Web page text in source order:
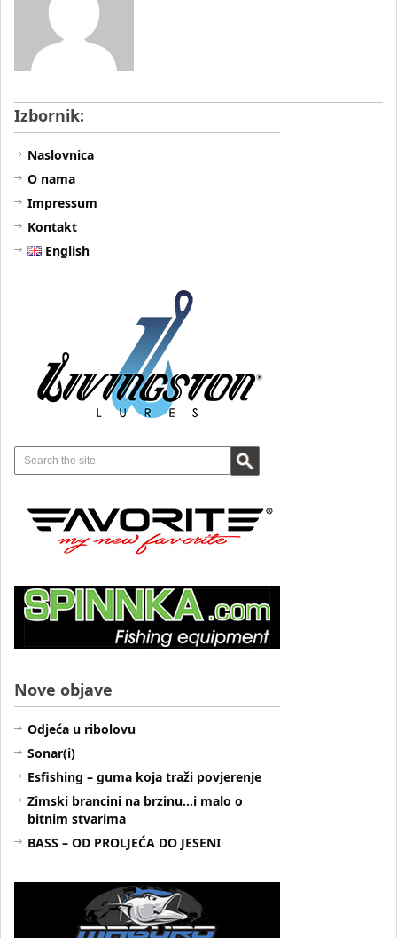
Izbornik:
Naslovnica
O nama
Impressum
Kontakt
English
Nove objave
Odjeća u ribolovu
Sonar(i)
Esfishing – guma koja traži povjerenje
Zimski brancini na brzinu…i malo o
bitnim stvarima
BASS – OD PROLJEĆA DO JESENI